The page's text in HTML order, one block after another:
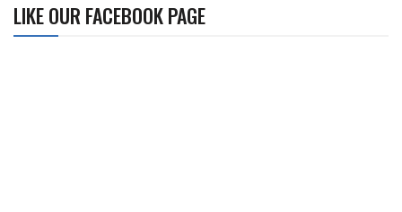
LIKE OUR FACEBOOK PAGE